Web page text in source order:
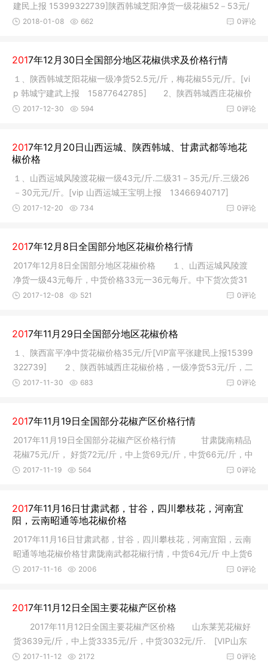
建民上报 15399322739]陕西韩城芝阳净货一级花椒52－53元/
斤。 [
0评论
2018-01-08 662
2017年12月30日全国部分地区花椒供求及价格行情
１、陕西韩城芝阳花椒一级净货52.5元/斤，梅花椒55元/斤。[vi
p 韩城宁建武上报 15877642785] 2、陕西韩城西庄花椒价
格，一级
0评论
2017-12-30 594
2017年12月20日山西运城、陕西韩城、甘肃武都等地花
椒价格
１、山西运城风陵渡花椒一级43元/斤.二级31－35元/斤.三级26
－30元元/斤。[vip 山西运城王宝明上报 13466940717]
２、陕西富
0评论
2017-12-20 734
2017年12月8日全国部分地区花椒价格行情
2017年12月8日全国部分地区花椒价格 １、山西运城风陵渡
净货一级43元每斤，中货价格33元一36元每斤。中下货次货31
元一26元每斤
0评论
2017-12-08 521
2017年11月29日全国部分地区花椒价格
１、陕西富平净中货花椒价格35元/斤[VIP富平张建民上报15399
322739] ２、陕西韩城西庄花椒价格，一级净货53元/斤，二
及净货48
0评论
2017-11-30 683
2017年11月19日全国部分花椒产区价格行情
2017年11月19日全国部分花椒产区价格行情 甘肃陇南精品
花椒75元/斤， 好货72元/斤，中上货69元/斤，中货66元/斤，中
下货60元
0评论
2017-11-19 564
2017年11月16日甘肃武都，甘谷，四川攀枝花，河南宜
阳，云南昭通等地花椒价格
2017年11月16日甘肃武都，甘谷，四川攀枝花，河南宜阳，云南
昭通等地花椒价格甘肃陇南武都花椒行情，中货64元/斤 中上货6
8 元/斤
0评论
2017-11-16 2006
2017年11月12日全国主要花椒产区价格
2017年11月12日全国主要花椒产区价格 山东莱芜花椒好
货3639元/斤，中上货3335元/斤，中货3032元/斤. [VIP山东
解同国上报
0评论
2017-11-12 2172